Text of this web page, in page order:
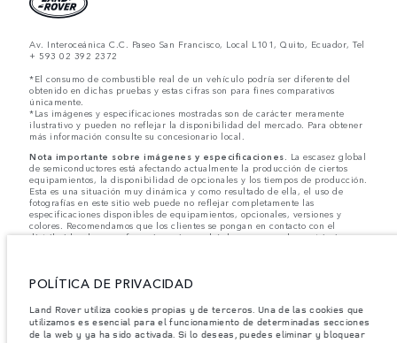
Av. Interoceánica C.C. Paseo San Francisco, Local L101, Quito, Ecuador, Tel
+ 593 02 392 2372
*El consumo de combustible real de un vehículo podría ser diferente del
obtenido en dichas pruebas y estas cifras son para fines comparativos
únicamente.
*Las imágenes y especificaciones mostradas son de carácter meramente
ilustrativo y pueden no reflejar la disponibilidad del mercado. Para obtener
más información consulte su concesionario local.
Nota importante sobre imágenes y especificaciones. La escasez global
de semiconductores está afectando actualmente la producción de ciertos
equipamientos, la disponibilidad de opcionales y los tiempos de producción.
Esta es una situación muy dinámica y como resultado de ella, el uso de
fotografías en este sitio web puede no reflejar completamente las
especificaciones disponibles de equipamientos, opcionales, versiones y
colores. Recomendamos que los clientes se pongan en contacto con el
distribuidor de su preferencia, quien podrá dar a conocer las restricciones
Jaguar Land Rover Limited busca constantemente nuevas formas de mejorar
accesorios, por lo que se producen modificaciones de forma continua y sin
previo aviso. Según el modelo, algunas funciones serán opcionales o
vendrán incluidas de serie. La información, las especificaciones, los motores
POLÍTICA DE PRIVACIDAD
Land Rover utiliza cookies propias y de terceros. Una de las cookies que
utilizamos es esencial para el funcionamiento de determinadas secciones
de la web y ya ha sido activada. Si lo deseas, puedes eliminar y bloquear